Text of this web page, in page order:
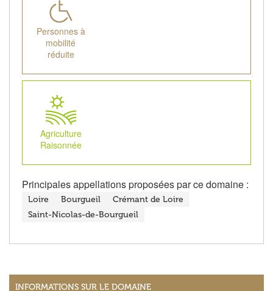
Personnes à
mobilité
réduite
Agriculture
Raisonnée
Principales appellations proposées par ce domaine :
Loire Bourgueil
Crémant de Loire
Saint-Nicolas-de-Bourgueil
INFORMATIONS SUR LE DOMAINE